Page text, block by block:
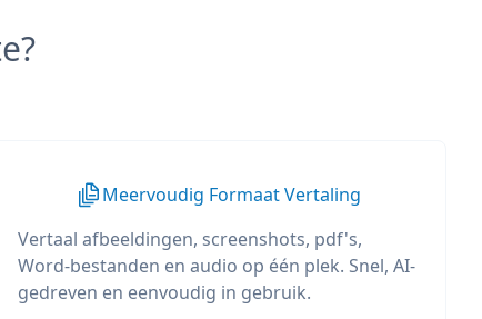
Meervoudig Formaat Vertaling
Vertaal afbeeldingen, screenshots, pdf's,
Word-bestanden en audio op één plek. Snel, AI-
gedreven en eenvoudig in gebruik.